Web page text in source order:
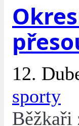
12.
sporty
Běžkaři